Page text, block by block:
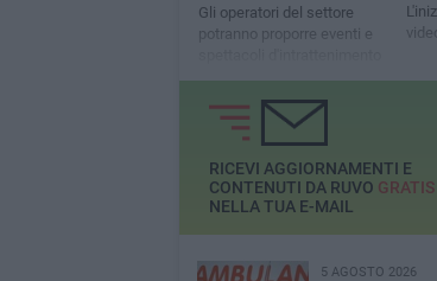
Gli operatori del settore
potranno proporre eventi e
RICEVI AGGIORNAMENTI E
CONTENUTI DA RUVO GRATIS
NELLA TUA E-MAIL
5 AGOSTO 2026